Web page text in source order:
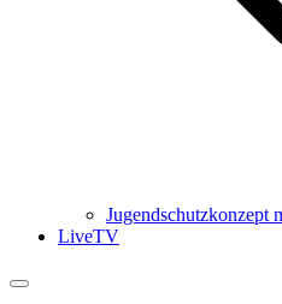
Jugendschutzkonzept
LiveTV